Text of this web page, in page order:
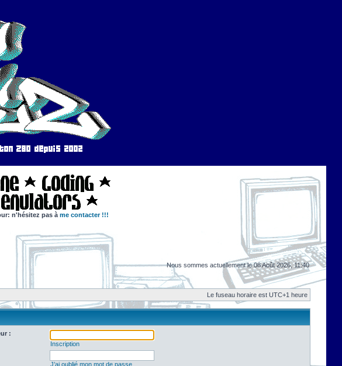
n'hésitez pas à me contacter !!!
Nous sommes actuellement le 08 Août 2026, 11:40
Le fuseau horaire est UTC+1 heure
:
Inscription
J’ai oublié mon mot de passe